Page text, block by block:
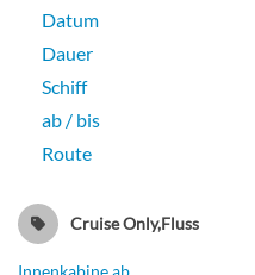
Datum
Dauer
Schiff
ab / bis
Route
Cruise Only,Fluss
Innenkabine ab